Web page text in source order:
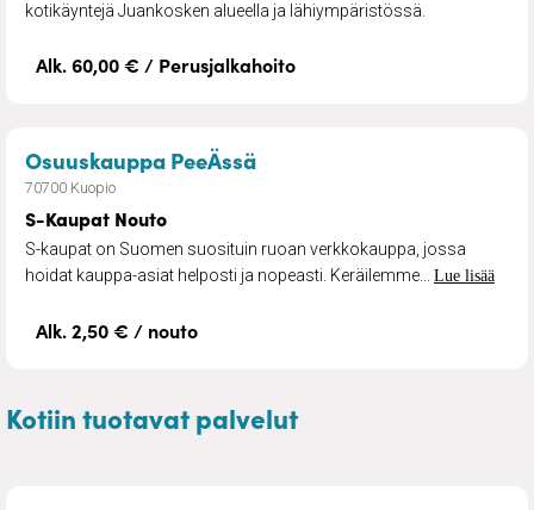
kotikäyntejä Juankosken alueella ja lähiympäristössä.
Alk. 60,00 € / Perusjalkahoito
Osuuskauppa PeeÄssä– S-Kaupat Nouto
70700 Kuopio
S-Kaupat Nouto
S-kaupat on Suomen suosituin ruoan verkkokauppa, jossa
hoidat kauppa-asiat helposti ja nopeasti. Keräilemme... Lue lisää
Alk. 2,50 € / nouto
Kotiin tuotavat palvelut